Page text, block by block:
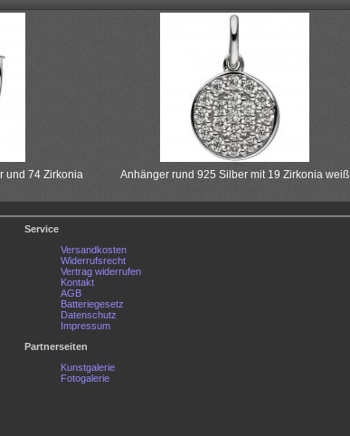
und 74 Zirkonia
Anhänger rund 925 Silber mit 19 Zirkonia weiß
Service
Versandkosten
Widerrufsrecht
Vertrag widerrufen
Kontakt
AGB
Batteriegesetz
Datenschutz
Impressum
Partnerseiten
Kunstgalerie
Fotogalerie